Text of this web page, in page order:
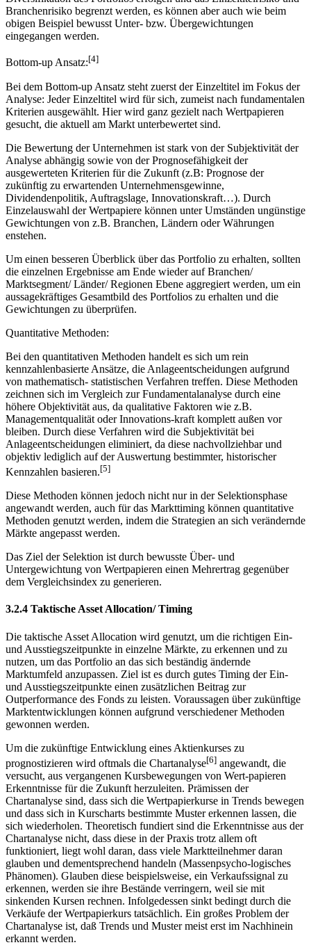
Diversifikation des Portfolios erfolgen und das Einzeltitelrisiko und
Branchenrisiko begrenzt werden, es können aber auch wie beim
obigen Beispiel bewusst Unter- bzw. Übergewichtungen
Bei dem Bottom-up Ansatz steht zuerst der Einzeltitel im Fokus der
Analyse: Jeder Einzeltitel wird für sich, zumeist nach fundamentalen
Kriterien ausgewählt. Hier wird ganz gezielt nach Wertpapieren
Die Bewertung der Unternehmen ist stark von der Subjektivität der
Analyse abhängig sowie von der Prognosefähigkeit der
ausgewerteten Kriterien für die Zukunft (z.B: Prognose der
zukünftig zu erwartenden Unternehmensgewinne,
Dividendenpolitik, Auftragslage, Innovationskraft…). Durch
Einzelauswahl der Wertpapiere können unter Umständen ungünstige
Gewichtungen von z.B. Branchen, Ländern oder Währungen
Um einen besseren Überblick über das Portfolio zu erhalten, sollten
die einzelnen Ergebnisse am Ende wieder auf Branchen/
Marktsegment/ Länder/ Regionen Ebene aggregiert werden, um ein
aussagekräftiges Gesamtbild des Portfolios zu erhalten und die
Bei den quantitativen Methoden handelt es sich um rein
kennzahlenbasierte Ansätze, die Anlageentscheidungen aufgrund
von mathematisch- statistischen Verfahren treffen. Diese Methoden
zeichnen sich im Vergleich zur Fundamentalanalyse durch eine
höhere Objektivität aus, da qualitative Faktoren wie z.B.
Managementqualität oder Innovations-kraft komplett außen vor
bleiben. Durch diese Verfahren wird die Subjektivität bei
Anlageentscheidungen eliminiert, da diese nachvollziehbar und
objektiv lediglich auf der Auswertung bestimmter, historischer
Diese Methoden können jedoch nicht nur in der Selektionsphase
angewandt werden, auch für das Markttiming können quantitative
Methoden genutzt werden, indem die Strategien an sich verändernde
Das Ziel der Selektion ist durch bewusste Über- und
Untergewichtung von Wertpapieren einen Mehrertrag gegenüber
Die taktische Asset Allocation wird genutzt, um die richtigen Ein-
und Ausstiegszeitpunkte in einzelne Märkte, zu erkennen und zu
nutzen, um das Portfolio an das sich beständig ändernde
Marktumfeld anzupassen. Ziel ist es durch gutes Timing der Ein-
und Ausstiegszeitpunkte einen zusätzlichen Beitrag zur
Outperformance des Fonds zu leisten. Voraussagen über zukünftige
Marktentwicklungen können aufgrund verschiedener Methoden
Um die zukünftige Entwicklung eines Aktienkurses zu
prognostizieren wird oftmals die Chartanalyse[6]angewandt, die
versucht, aus vergangenen Kursbewegungen von Wert-papieren
Erkenntnisse für die Zukunft herzuleiten. Prämissen der
Chartanalyse sind, dass sich die Wertpapierkurse in Trends bewegen
und dass sich in Kurscharts bestimmte Muster erkennen lassen, die
sich wiederholen. Theoretisch fundiert sind die Erkenntnisse aus der
Chartanalyse nicht, dass diese in der Praxis trotz allem oft
funktioniert, liegt wohl daran, dass viele Marktteilnehmer daran
glauben und dementsprechend handeln (Massenpsycho-logisches
Phänomen). Glauben diese beispielsweise, ein Verkaufssignal zu
erkennen, werden sie ihre Bestände verringern, weil sie mit
sinkenden Kursen rechnen. Infolgedessen sinkt bedingt durch die
Verkäufe der Wertpapierkurs tatsächlich. Ein großes Problem der
Chartanalyse ist, daß Trends und Muster meist erst im Nachhinein